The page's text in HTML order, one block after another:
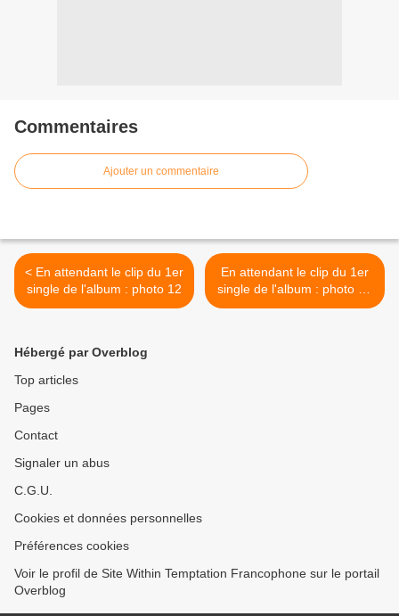
Commentaires
Ajouter un commentaire
< En attendant le clip du 1er
single de l'album : photo 12
En attendant le clip du 1er
single de l'album : photo 14
>
Hébergé par Overblog
Top articles
Pages
Contact
Signaler un abus
C.G.U.
Cookies et données personnelles
Préférences cookies
Voir le profil de Site Within Temptation Francophone sur le portail
Overblog